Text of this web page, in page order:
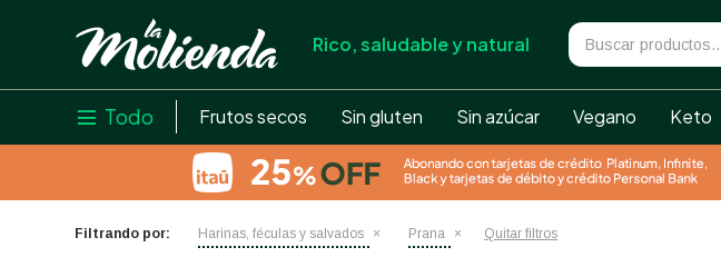
Rico, saludable y natural
 Todo Frutos secos Sin gluten Sin azúcar Vegano Keto
Filtrando por: Harinas, féculas y salvados Prana Quitar filtros
close
store
local_shipping
credit_card
help